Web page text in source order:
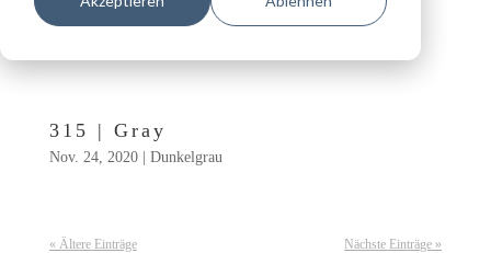
316 | Fossil
315 | Gray
Nov. 24, 2020| Dunkelgrau
« Ältere Einträge Nächste Einträge »